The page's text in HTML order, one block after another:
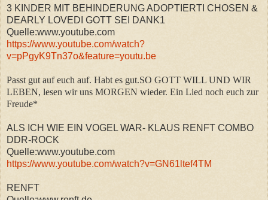
3 KINDER MIT BEHINDERUNG ADOPTIERTI CHOSEN &
DEARLY LOVEDI GOTT SEI DANK1
Quelle:www.youtube.com
https://www.youtube.com/watch?
v=pPgyK9Tn37o&feature=youtu.be
Passt gut auf euch auf. Habt es gut.SO GOTT WILL UND WIR
LEBEN, lesen wir uns MORGEN wieder. Ein Lied noch euch zur
Freude*
ALS ICH WIE EIN VOGEL WAR- KLAUS RENFT COMBO
DDR-ROCK
Quelle:www.youtube.com
https://www.youtube.com/watch?v=GN61ltef4TM
RENFT